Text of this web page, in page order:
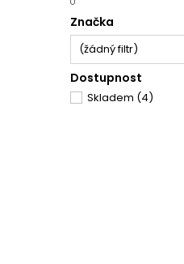
Značka
(žádný filtr)
Dostupnost
Skladem (4)